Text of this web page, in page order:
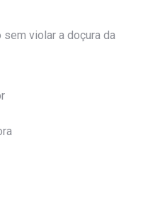
violar a doçura da